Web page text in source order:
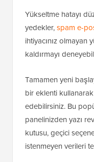
Yükseltme hatayı
yedekler,spam e-
ihtiyacınız olmayan
kaldırmayı
Tamamen yeni
bir eklenti
edebilirsiniz. Bu
panelinizden yazı
kutusu, geçici
istenmeyen verileri